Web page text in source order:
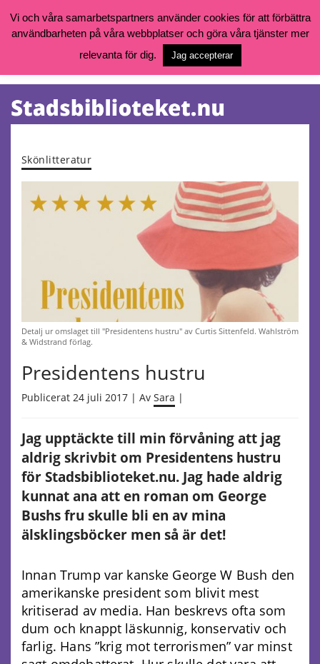
Vill du söka böcker, logga in på ditt bibliotekskonto eller nå övriga
goteborg.se/bibliotek
Öppettider, katalog och kontakt
Tjänster
Skönlitteratur
Detalj ur omslaget till "Presidentens hustru" av Curtis Sittenfeld. Wahlström
& Widstrand förlag.
Presidentens hustru
Publicerat 24 juli 2017 | Av Sara |
Jag upptäckte till min förvåning att jag
aldrig skrivbit om Presidentens hustru
för Stadsbiblioteket.nu. Jag hade aldrig
kunnat ana att en roman om George
Bushs fru skulle bli en av mina
älsklingsböcker men så är det!
Innan Trump var kanske George W Bush den
amerikanske president som blivit mest
kritiserad av media. Han beskrevs ofta som
dum och knappt läskunnig, konservativ och
farlig. Hans ”krig mot terrorismen” var minst
Vi och våra samarbetspartners använder cookies för att förbättra
användbarheten på våra webbplatser och göra våra tjänster mer
relevanta för dig.
Jag accepterar